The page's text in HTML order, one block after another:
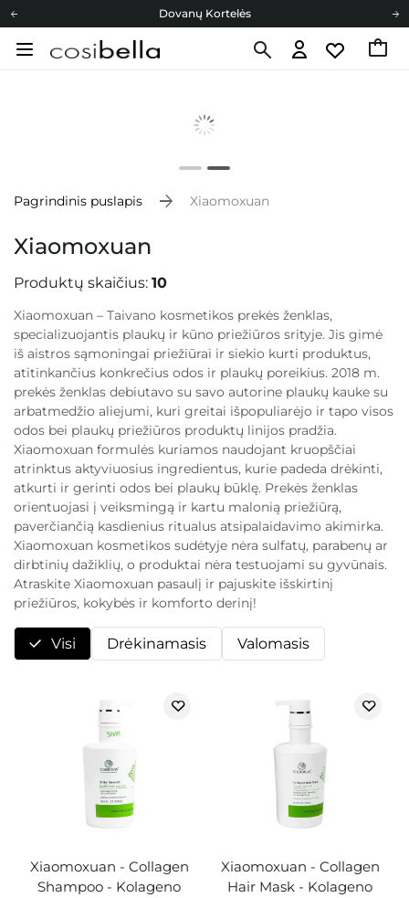
Dovanų Kortelės
Cosibella lojalumo programa
Pagrindinis puslapis Xiaomoxuan
Xiaomoxuan
Produktų skaičius: 10
Xiaomoxuan – Taivano kosmetikos prekės ženklas,
specializuojantis plaukų ir kūno priežiūros srityje. Jis gimė
iš aistros sąmoningai priežiūrai ir siekio kurti produktus,
atitinkančius konkrečius odos ir plaukų poreikius. 2018 m.
prekės ženklas debiutavo su savo autorine plaukų kauke su
arbatmedžio aliejumi, kuri greitai išpopuliarėjo ir tapo visos
odos bei plaukų priežiūros produktų linijos pradžia.
Xiaomoxuan formulės kuriamos naudojant kruopščiai
atrinktus aktyviuosius ingredientus, kurie padeda drėkinti,
atkurti ir gerinti odos bei plaukų būklę. Prekės ženklas
orientuojasi į veiksmingą ir kartu malonią priežiūrą,
paverčiančią kasdienius ritualus atsipalaidavimo akimirka.
Xiaomoxuan kosmetikos sudėtyje nėra sulfatų, parabenų ar
dirbtinių dažiklių, o produktai nėra testuojami su gyvūnais.
Atraskite Xiaomoxuan pasaulį ir pajuskite išskirtinį
priežiūros, kokybės ir komforto derinį!
Visi Drėkinamasis Valomasis
Xiaomoxuan - Collagen
Shampoo - Kolageno
Xiaomoxuan - Collagen
Hair Mask - Kolageno